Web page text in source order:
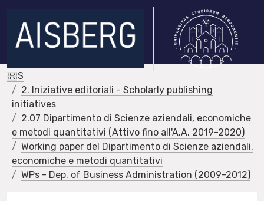
IRIS
2. Iniziative editoriali - Scholarly publishing
initiatives
2.07 Dipartimento di Scienze aziendali, economiche
e metodi quantitativi (Attivo fino all'A.A. 2019-2020)
Working paper del Dipartimento di Scienze aziendali,
economiche e metodi quantitativi
WPs - Dep. of Business Administration (2009-2012)